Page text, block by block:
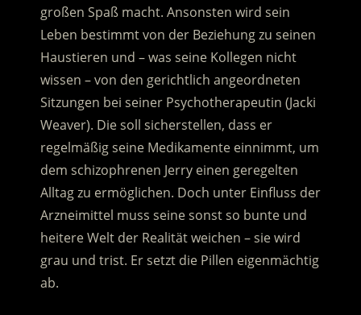
großen Spaß macht. Ansonsten wird sein
Leben bestimmt von der Beziehung zu seinen
Haustieren und – was seine Kollegen nicht
wissen – von den gerichtlich angeordneten
Sitzungen bei seiner Psychotherapeutin (Jacki
Weaver). Die soll sicherstellen, dass er
regelmäßig seine Medikamente einnimmt, um
dem schizophrenen Jerry einen geregelten
Alltag zu ermöglichen. Doch unter Einfluss der
Arzneimittel muss seine sonst so bunte und
heitere Welt der Realität weichen – sie wird
grau und trist. Er setzt die Pillen eigenmächtig
ab.